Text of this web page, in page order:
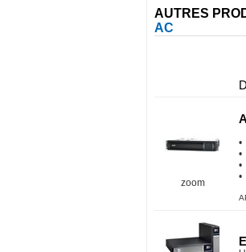
AUTRES
AC
zoom
•
•
•
•